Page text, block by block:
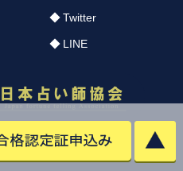
Twitter
LINE